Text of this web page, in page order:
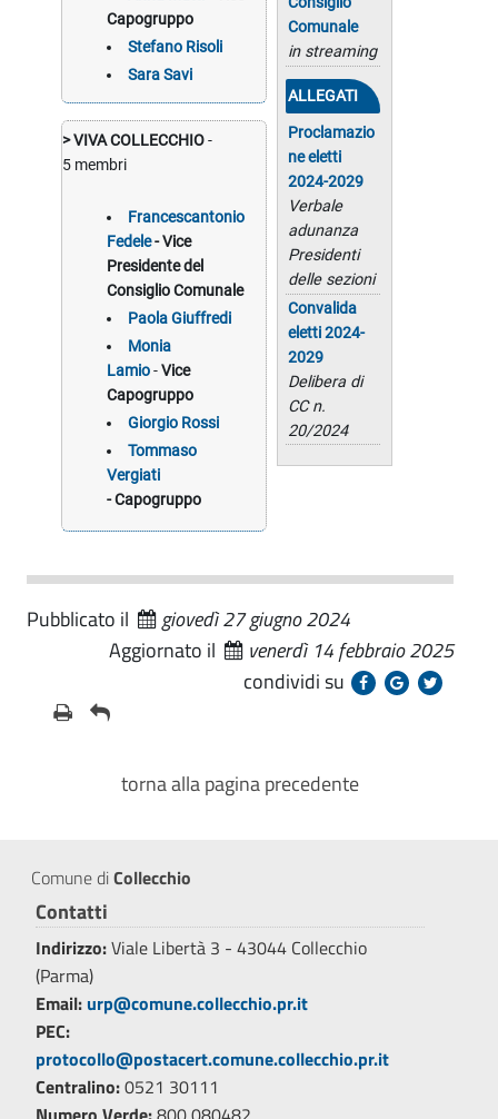
Capogruppo
Stefano Risoli
Sara Savi
> VIVA COLLECCHIO-
5 membri
Francescantonio
Fedele- Vice
Presidente del
Consiglio Comunale
Paola Giuffredi
Monia
Lamio-Vice
Capogruppo
Giorgio Rossi
Tommaso
Vergiati
- Capogruppo
Comunale
in streaming
ALLEGATI
Proclamazio
ne eletti
2024-2029
Verbale
adunanza
Presidenti
delle sezioni
Convalida
eletti 2024-
2029
Delibera di
CC n.
20/2024
Pubblicato il
giovedì 27 giugno 2024
Aggiornato il
venerdì 14 febbraio 2025
condividi su
torna alla pagina precedente
Comune diCollecchio
Contatti
Indirizzo:Viale Libertà 3 - 43044 Collecchio
(Parma)
Email: urp@comune.collecchio.pr.it
PEC:
protocollo@postacert.comune.collecchio.pr.it
Centralino:0521 30111